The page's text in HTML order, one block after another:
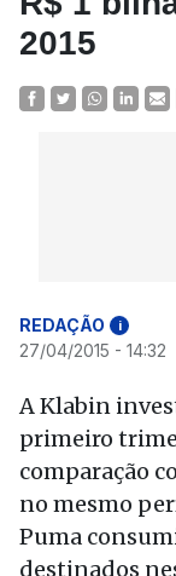
2015
REDAÇÃO i
27/04/2015 - 14:32
A Klabin
primeiro
comparação
no mesmo
Puma
destinados